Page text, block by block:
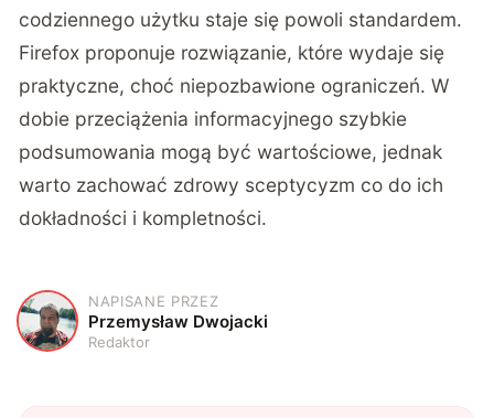
codziennego użytku staje się powoli standardem.
Firefox proponuje rozwiązanie, które wydaje się
praktyczne, choć niepozbawione ograniczeń. W
dobie przeciążenia informacyjnego szybkie
podsumowania mogą być wartościowe, jednak
warto zachować zdrowy sceptycyzm co do ich
dokładności i kompletności.
P
NAPISANE PRZEZ
Przemysław Dwojacki
Redaktor